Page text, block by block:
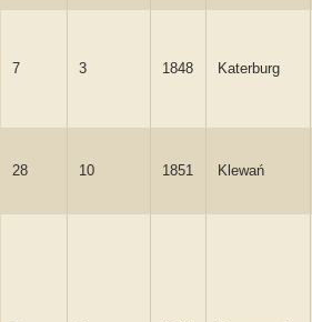
7 3 1848 Katerburg
28 10 1851 Klewań